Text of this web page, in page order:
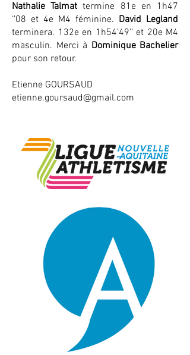
Nathalie Talmat termine 81e en 1h47
‘’08 et 4e M4 féminine. David Legland
terminera. 132e en 1h54’49’’ et 20e M4
masculin. Merci à Dominique Bachelier
pour son retour.
Etienne GOURSAUD
etienne.goursaud@gmail.com